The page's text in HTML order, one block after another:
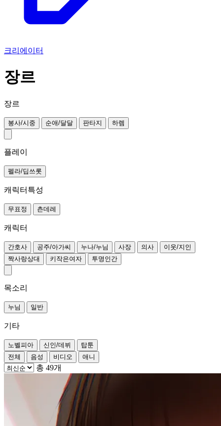
크리에이터
장르
장르
봉사/시중 순애/달달 판타지 하렘
플레이
펠라/딥쓰롯
캐릭터특성
무표정 츤데레
캐릭터
간호사 공주/아가씨 누나/누님 사장 의사
이웃/지인
짝사랑상대
키작은여자 투명인간
목소리
누님 일반
기타
노벨피아 신인/데뷔
탑툰
전체
음성 비디오 애니
총 49개